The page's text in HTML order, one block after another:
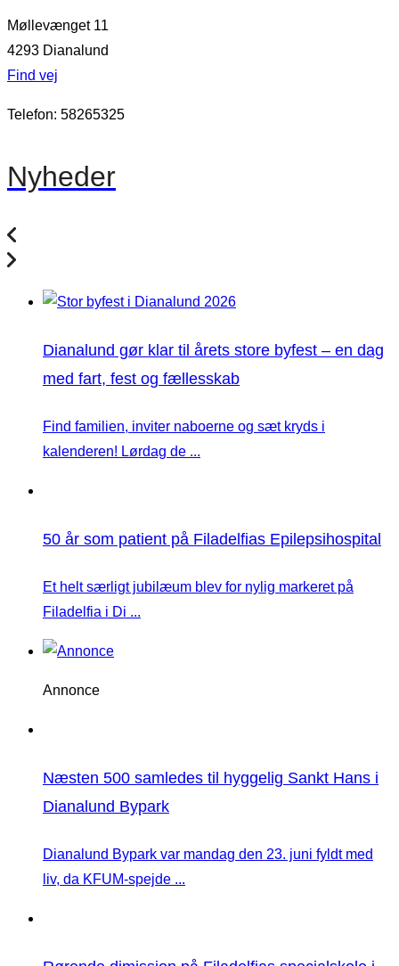
Møllevænget 11
4293 Dianalund
Find vej
Telefon: 58265325
Nyheder
Dianalund gør klar til årets store byfest – en dag
med fart, fest og fællesskab
Find familien, inviter naboerne og sæt kryds i
kalenderen! Lørdag de ...
50 år som patient på Filadelfias Epilepsihospital
Et helt særligt jubilæum blev for nylig markeret på
Filadelfia i Di ...
Annonce
Næsten 500 samledes til hyggelig Sankt Hans i
Dianalund Bypark
Dianalund Bypark var mandag den 23. juni fyldt med
liv, da KFUM-spejde ...